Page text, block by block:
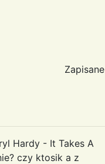
Zapisane
Hardy - It Takes A
czy ktosik a z